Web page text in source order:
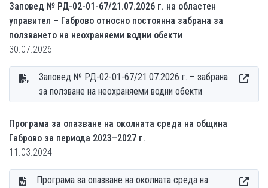
Заповед № РД-02-01-67/21.07.2026 г. на областен
управител – Габрово относно постоянна забрана за
ползването на неохраняеми водни обекти
30.07.2026
Заповед № РД-02-01-67/21.07.2026 г. – забрана
за ползване на неохраняеми водни обекти
Програма за опазване на околната среда на община
Габрово за периода 2023–2027 г.
11.03.2024
Програма за опазване на околната среда на